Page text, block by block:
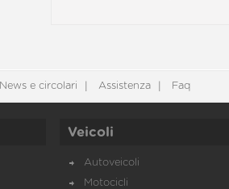
News e circolari Assistenza Faq
Veicoli
Autoveicoli
Motocicli